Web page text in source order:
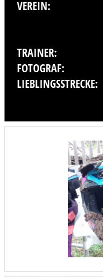
VEREIN:
TRAINER:
FOTOGRAF:
LIEBLINGSSTRECKE: